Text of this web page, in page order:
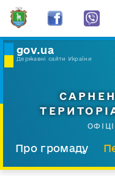
gov.ua
Державні сайти України
Про громаду